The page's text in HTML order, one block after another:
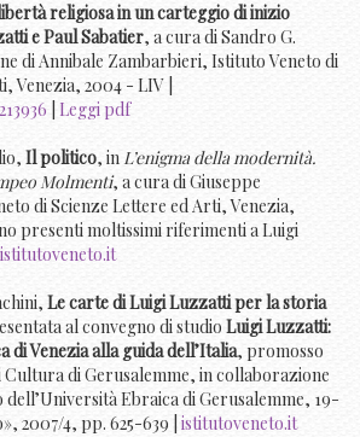
religiosa in un carteggio di inizio
e Paul Sabatier, a cura di Sandro G.
di Annibale Zambarbieri, Istituto Veneto di
Venezia, 2004 - LIV |
Leggi pdf
Il politico, in L’enigma della modernità.
Molmenti, a cura di Giuseppe
di Scienze Lettere ed Arti, Venezia,
presenti moltissimi riferimenti a Luigi
istitutoveneto.it
Le carte di Luigi Luzzatti per la storia
al convegno di studio Luigi Luzzatti:
di Venezia alla guida dell’Italia, promosso
di Gerusalemme, in collaborazione
Ebraica di Gerusalemme, 19-
2007/4, pp. 625-639 | istitutoveneto.it